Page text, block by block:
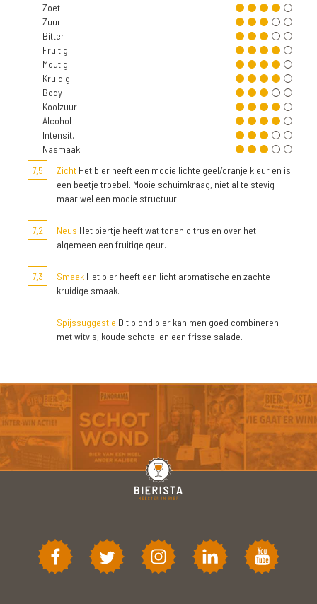
Zoet
Zuur
Bitter
Fruitig
Moutig
Kruidig
Body
Koolzuur
Alcohol
Intensit.
Nasmaak
7,5
Zicht Het bier heeft een mooie lichte geel/oranje kleur en is
een beetje troebel. Mooie schuimkraag, niet al te stevig
maar wel een mooie structuur.
7,2 Neus Het biertje heeft wat tonen citrus en over het
algemeen een fruitige geur.
7,3 Smaak Het bier heeft een licht aromatische en zachte
kruidige smaak.
Spijssuggestie Dit blond bier kan men goed combineren
met witvis, koude schotel en een frisse salade.